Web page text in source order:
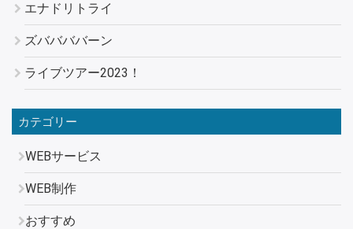
エナドリトライ
ズババババーン
ライブツアー2023！
カテゴリー
WEBサービス
WEB制作
おすすめ